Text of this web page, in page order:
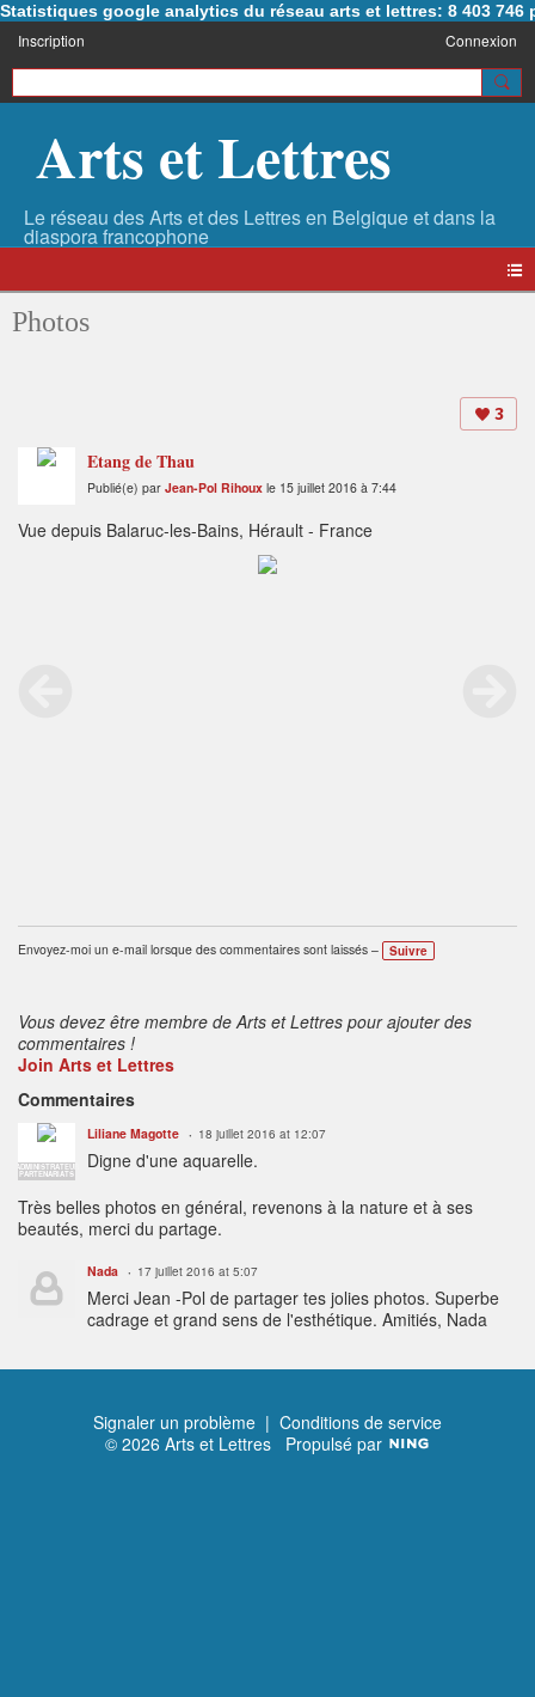
Statistiques google analytics du réseau arts et lettres: 8 403 746
Inscription Connexion
Arts et Lettres
Photos
3
Etang de Thau
Publié(e) par Jean-Pol Rihoux le 15 juillet 2016 à 7:44
Vue depuis Balaruc-les-Bains, Hérault - France
Envoyez-moi un e-mail lorsque des commentaires sont laissés – Suivre
Vous devez être membre de Arts et Lettres pour ajouter des
commentaires !
Join Arts et Lettres
Commentaires
ADMINISTRATEUR
PARTENARIATS
Liliane Magotte 18 juillet 2016 at 12:07
Digne d'une aquarelle.
Très belles photos en général, revenons à la nature et à ses
beautés, merci du partage.
Nada 17 juillet 2016 at 5:07
Merci Jean -Pol de partager tes jolies photos. Superbe
cadrage et grand sens de l'esthétique. Amitiés, Nada
Signaler un problème | Conditions de service
© 2026 Arts et Lettres Propulsé par